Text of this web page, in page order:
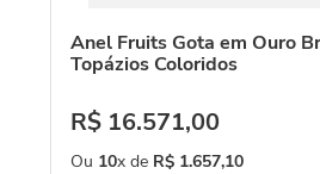
Anel Fruits Gota em Ouro
Topázios Coloridos
R$ 16.571,00
Ou 10x de R$ 1.657,10